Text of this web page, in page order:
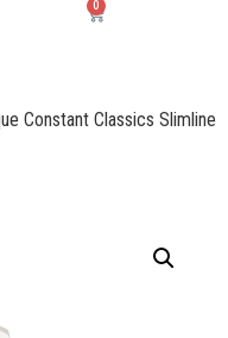
0
Constant Classics Slimline